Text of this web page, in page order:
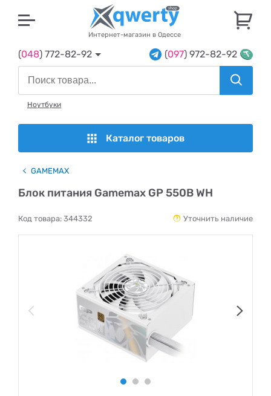
Интернет-магазин в Одессе
(048) 772-82-92 (097) 972-82-92
Ноутбуки
Каталог товаров
GAMEMAX
Блок питания Gamemax GP 550B WH
Код товара: 344332 Уточнить наличие